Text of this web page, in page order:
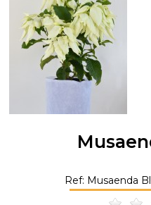
Ref: Musaenda